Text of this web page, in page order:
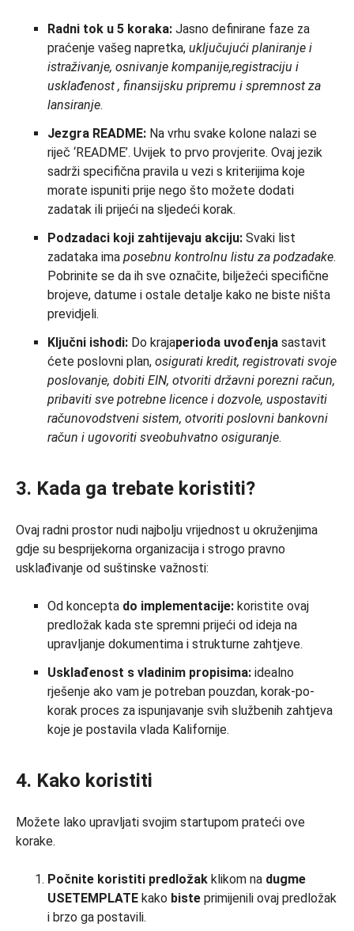
Radni tok u 5 koraka: Jasno definirane faze za
praćenje vašeg napretka, uključujući planiranje i
istraživanje, osnivanje kompanije,registraciju i
usklađenost , finansijsku pripremu i spremnost za
lansiranje.
Jezgra README: Na vrhu svake kolone nalazi se
riječ ‘README’. Uvijek to prvo provjerite. Ovaj jezik
sadrži specifična pravila u vezi s kriterijima koje
morate ispuniti prije nego što možete dodati
zadatak ili prijeći na sljedeći korak.
Podzadaci koji zahtijevaju akciju: Svaki list
zadataka ima posebnu kontrolnu listu za podzadake.
Pobrinite se da ih sve označite, bilježeći specifične
brojeve, datume i ostale detalje kako ne biste ništa
previdjeli.
Ključni ishodi: Do krajaperioda uvođenja sastavit
ćete poslovni plan, osigurati kredit, registrovati svoje
poslovanje, dobiti EIN, otvoriti državni porezni račun,
pribaviti sve potrebne licence i dozvole, uspostaviti
računovodstveni sistem, otvoriti poslovni bankovni
račun i ugovoriti sveobuhvatno osiguranje.
3. Kada ga trebate koristiti?
Ovaj radni prostor nudi najbolju vrijednost u okruženjima
gdje su besprijekorna organizacija i strogo pravno
usklađivanje od suštinske važnosti:
Od koncepta do implementacije: koristite ovaj
predložak kada ste spremni prijeći od ideja na
upravljanje dokumentima i strukturne zahtjeve.
Usklađenost s vladinim propisima: idealno
rješenje ako vam je potreban pouzdan, korak-po-
korak proces za ispunjavanje svih službenih zahtjeva
koje je postavila vlada Kalifornije.
4. Kako koristiti
Možete lako upravljati svojim startupom prateći ove
korake.
Počnite koristiti predložak klikom na dugme
USETEMPLATE kako biste primijenili ovaj predložak
i brzo ga postavili.